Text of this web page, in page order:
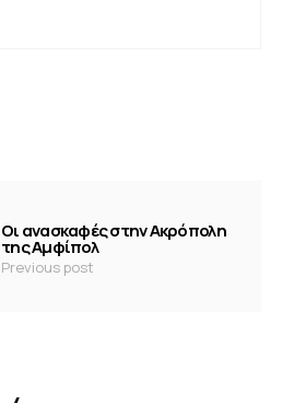
Οι ανασκαφές στην Ακρόπολη
της Αμφίπολ
Previous post